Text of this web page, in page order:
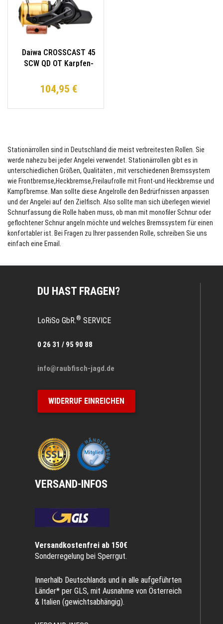
Daiwa CROSSCAST 45
SCW QD OT Karpfen-
Angel-Rolle Big Pit
104,95 €
Stationärrollen sind in Deutschland die meist verbreitesten Rollen. Sie
werde nahezu bei jeder Angelei verwendet. Stationärrollen gibt es in
unterschiedlichen Größen, Qualitäten , mit verschiedenen Bremssystem
wie Frontbremse,Heckbremse,Freilaufrolle mit Front-und Heckbremse und
Kampfbremse. Man sollte diese Angelrolle den Bedrürfnissen anpassen
und der Angelei auf den Zielfisch. Also sollte man sich überlegen wieviel
Schnurfassung die Rolle haben muss, ob man mit monofiler Schnur oder
geflochtener Schnur angeln möchte und welches Bremssystem für einen
konfortabler ist. Bei Fragen zu Ihrer passenden Rolle, schreiben Sie uns
einfach eine Email.
DU HAST FRAGEN?
LoRiSo GbR.® SERVICE
0 26 31 / 95 90 88
info@raubfisch-jagd.de
WIDERRUF EINREICHEN
VERSAND-INFOS
Versandkostenfrei ab 150€
Sonderregelung bei Sperrgut.
Innerhalb Deutschlands und in alle aufgeführten
Länder* per GLS, mit Ausnahme von Österreich
& Italien (gewichtsabhängig).